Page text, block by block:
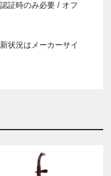
証時のみ必要 / オフ
状況はメーカーサイ